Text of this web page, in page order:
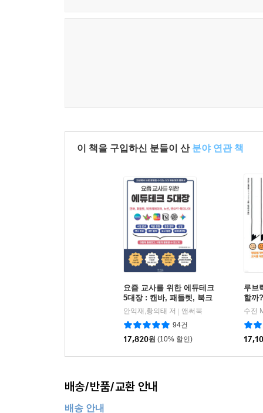
이 책을 구입하신 분들이 산 분야 연관 책
요즘 교사를 위한 에듀테크
5대장 : 캔바, 패들렛, 북크
리에이터, 노션, 챗GPT?제
안익재,황의태 저
앤써북
94건
17,820원 (10% 할인)
루브
할까?
배송/반품/교환 안내
배송 안내